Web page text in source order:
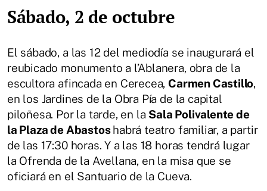
Sábado, 2 de octubre
El sábado, a las 12 del mediodía se inaugurará el
reubicado monumento a l’Ablanera, obra de la
escultora afincada en Cerecea, Carmen Castillo,
en los Jardines de la Obra Pía de la capital
piloñesa. Por la tarde, en la Sala Polivalente de
la Plaza de Abastoshabrá teatro familiar, a partir
de las 17:30 horas. Y a las 18 horas tendrá lugar
la Ofrenda de la Avellana, en la misa que se
oficiará en el Santuario de la Cueva.